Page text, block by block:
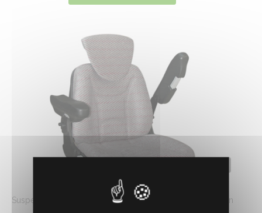
SIEGE TRACTEUR MECANIQUE
Suspension mécanique type 210. Course de la suspension